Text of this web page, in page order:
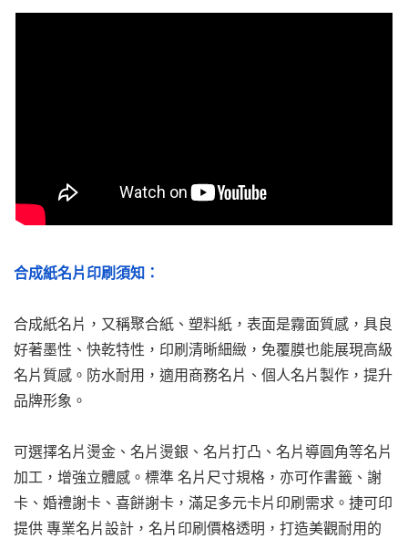
合成紙名片印刷須知：
合成紙名片，又稱聚合紙、塑料紙，表面是霧面質感，具良
好著墨性、快乾特性，印刷清晰細緻，免覆膜也能展現高級
名片質感。防水耐用，適用商務名片、個人名片製作，提升
品牌形象。
可選擇名片燙金、名片燙銀、名片打凸、名片導圓角等名片
加工，增強立體感。標準 名片尺寸規格，亦可作書籤、謝
卡、婚禮謝卡、喜餅謝卡，滿足多元卡片印刷需求。捷可印
提供 專業名片設計，名片印刷價格透明，打造美觀耐用的